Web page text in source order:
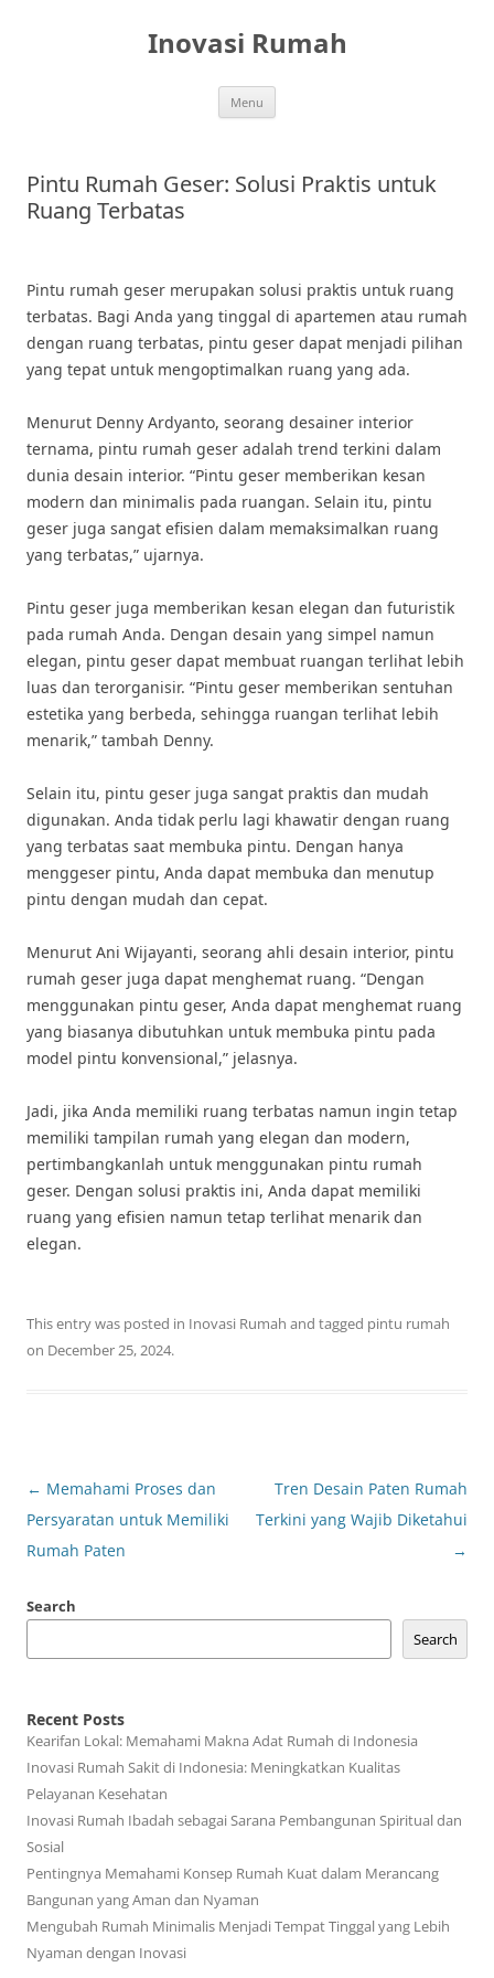
Inovasi Rumah
Menu
Pintu Rumah Geser: Solusi Praktis untuk
Ruang Terbatas
Pintu rumah geser merupakan solusi praktis untuk ruang
terbatas. Bagi Anda yang tinggal di apartemen atau rumah
dengan ruang terbatas, pintu geser dapat menjadi pilihan
yang tepat untuk mengoptimalkan ruang yang ada.
Menurut Denny Ardyanto, seorang desainer interior
ternama, pintu rumah geser adalah trend terkini dalam
dunia desain interior. “Pintu geser memberikan kesan
modern dan minimalis pada ruangan. Selain itu, pintu
geser juga sangat efisien dalam memaksimalkan ruang
yang terbatas,” ujarnya.
Pintu geser juga memberikan kesan elegan dan futuristik
pada rumah Anda. Dengan desain yang simpel namun
elegan, pintu geser dapat membuat ruangan terlihat lebih
luas dan terorganisir. “Pintu geser memberikan sentuhan
estetika yang berbeda, sehingga ruangan terlihat lebih
menarik,” tambah Denny.
Selain itu, pintu geser juga sangat praktis dan mudah
digunakan. Anda tidak perlu lagi khawatir dengan ruang
yang terbatas saat membuka pintu. Dengan hanya
menggeser pintu, Anda dapat membuka dan menutup
pintu dengan mudah dan cepat.
Menurut Ani Wijayanti, seorang ahli desain interior, pintu
rumah geser juga dapat menghemat ruang. “Dengan
menggunakan pintu geser, Anda dapat menghemat ruang
yang biasanya dibutuhkan untuk membuka pintu pada
model pintu konvensional,” jelasnya.
Jadi, jika Anda memiliki ruang terbatas namun ingin tetap
memiliki tampilan rumah yang elegan dan modern,
pertimbangkanlah untuk menggunakan pintu rumah
geser. Dengan solusi praktis ini, Anda dapat memiliki
ruang yang efisien namun tetap terlihat menarik dan
elegan.
This entry was posted in Inovasi Rumah and tagged pintu rumah
on December 25, 2024.
Post
navigation
← Memahami Proses dan
Persyaratan untuk Memiliki
Rumah Paten
Tren Desain Paten Rumah
Terkini yang Wajib Diketahui
→
Search
Search
Recent Posts
Kearifan Lokal: Memahami Makna Adat Rumah di Indonesia
Inovasi Rumah Sakit di Indonesia: Meningkatkan Kualitas
Pelayanan Kesehatan
Inovasi Rumah Ibadah sebagai Sarana Pembangunan Spiritual dan
Sosial
Pentingnya Memahami Konsep Rumah Kuat dalam Merancang
Bangunan yang Aman dan Nyaman
Mengubah Rumah Minimalis Menjadi Tempat Tinggal yang Lebih
Nyaman dengan Inovasi